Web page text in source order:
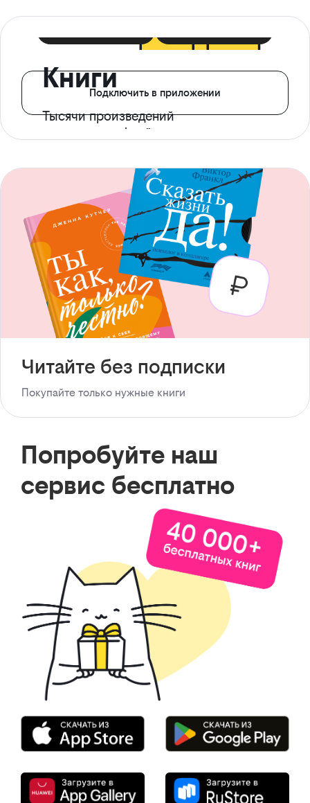
Книги
Тысячи произведений
с доступом офлайн
Подключить в приложении
Читайте без подписки
Покупайте только нужные книги
Попробуйте наш
сервис бесплатно